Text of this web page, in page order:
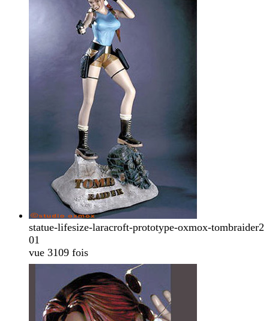
statue-lifesize-laracroft-prototype-oxmox-tombraider2
01
vue 3109 fois